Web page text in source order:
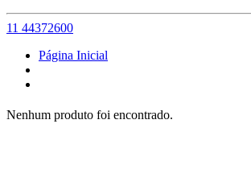
11 44372600
Página Inicial
Nenhum produto foi encontrado.